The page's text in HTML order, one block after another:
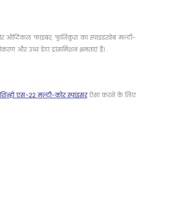
ऑप्टिकल फाइबर, फुजिकुरा का स्पाइडरवेब मल्टी-
और उच्च डेटा ट्रांसमिशन क्षमताएं हैं। .
शिन्हो एस-22 मल्टी-कोर स्पाइसरऐसा करने के लिए